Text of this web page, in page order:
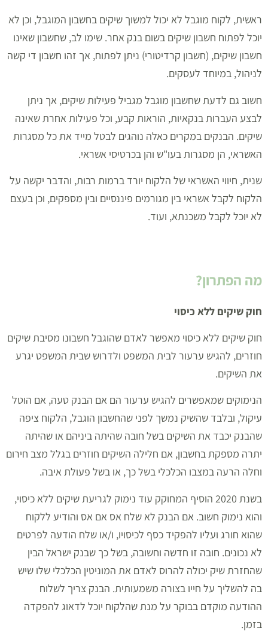
ראשית, לקוח מוגבל לא יכול למשוך שיקים בחשבון המוגבל, וכן לא
יוכל לפתוח חשבון שיקים בשום בנק אחר. שימו לב, שחשבון שאינו
חשבון שיקים, (חשבון קרדיטורי) ניתן לפתוח, אך זהו חשבון די קשה
לניהול, במיוחד לעסקים.
חשוב גם לדעת שחשבון מוגבל מגביל פעילות שיקים, אך ניתן
לבצע העברות בנקאיות, הוראות קבע, וכל פעילות אחרת שאינה
שיקים. הבנקים במקרים כאלה נוהגים לבטל מייד את כל מסגרות
האשראי, הן מסגרות בעו"ש והן בכרטיסי אשראי.
שנית, חיווי האשראי של הלקוח יורד ברמות רבות, והדבר יקשה על
הלקוח לקבל אשראי בין מגורמים פיננסיים ובין מספקים, וכן בעצם
לא יוכל לקבל משכנתא, ועוד.
מה הפתרון?
חוק שיקים ללא כיסוי
חוק שיקים ללא כיסוי מאפשר לאדם שהוגבל חשבונו מסיבת שיקים
חוזרים, להגיש ערעור לבית המשפט ולדרוש שבית המשפט יגרע
את השיקים.
הנימוקים שמאפשרים להגיש ערעור הם אם הבנק טעה, אם הוטל
עיקול, ובלבד שהשיק נמשך לפני שהחשבון הוגבל, הלקוח ציפה
שהבנק יכבד את השיקים בשל חובה שהיתה ביניהם או שהיתה
יתרה מספקת בחשבון, אם חלילה השיקים חוזרים בגלל מצב חירום
וחלה הרעה במצבו הכלכלי בשל כך, או בשל פעולת איבה.
בשנת 2020 הוסיף המחוקק עוד נימוק לגריעת שיקים ללא כיסוי,
והוא נימוק חשוב. אם הבנק לא שלח אס אם אס והודיע ללקוח
שהוא חורג ועליו להפקיד כסף לכיסויו, ו/או שלח הודעה לפרטים
לא נכונים. חובה זו חדשה וחשובה, בשל כך שבנק ישראל הבין
שהחזרת שיק יכולה להרוס לאדם את המוניטין הכלכלי שלו שיש
בה להשליך על חייו בצורה משמעותית. הבנק צריך לשלוח
ההודעה מוקדם בבוקר על מנת שהלקוח יוכל לדאוג להפקדה
בזמן.